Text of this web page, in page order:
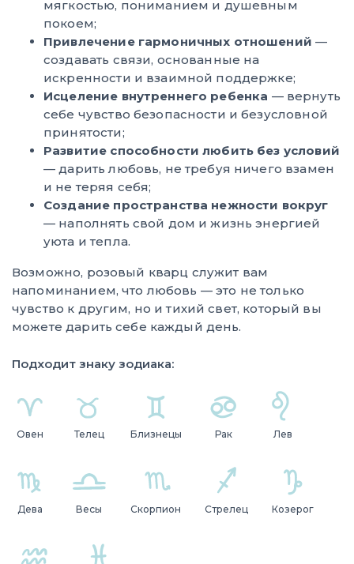
мягкостью, пониманием и душевным
покоем;
Привлечение гармоничных отношений —
создавать связи, основанные на
искренности и взаимной поддержке;
Исцеление внутреннего ребенка — вернуть
себе чувство безопасности и безусловной
принятости;
Развитие способности любить без условий
— дарить любовь, не требуя ничего взамен
и не теряя себя;
Создание пространства нежности вокруг
— наполнять свой дом и жизнь энергией
уюта и тепла.
Возможно, розовый кварц служит вам
напоминанием, что любовь — это не только
чувство к другим, но и тихий свет, который вы
можете дарить себе каждый день.
Подходит знаку зодиака:
Овен Телец Близнецы Рак Лев
Дева Весы Скорпион Стрелец Козерог